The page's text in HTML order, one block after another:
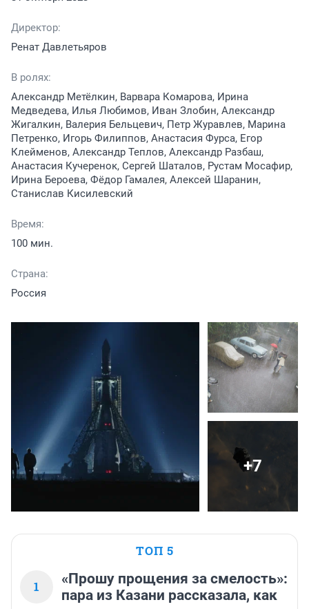
Директор:
Ренат Давлетьяров
В ролях:
Александр Метёлкин, Варвара Комарова, Ирина
Медведева, Илья Любимов, Иван Злобин, Александр
Жигалкин, Валерия Бельцевич, Петр Журавлев, Марина
Петренко, Игорь Филиппов, Анастасия Фурса, Егор
Клейменов, Александр Теплов, Александр Разбаш,
Анастасия Кучеренок, Сергей Шаталов, Рустам Мосафир,
Ирина Бероева, Фёдор Гамалея, Алексей Шаранин,
Станислав Кисилевский
Время:
100 мин.
Страна:
Россия
+7
ТОП 5
1
«Прошу прощения за смелость»:
пара из Казани рассказала, как